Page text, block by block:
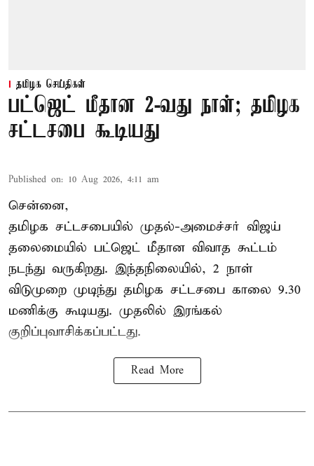
தமிழக செய்திகள்
பட்ஜெட் மீதான 2-வது நாள்; தமிழக
சட்டசபை கூடியது
Published on: 10 Aug 2026, 4:11 am
சென்னை,
தமிழக சட்டசபையில் முதல்-அமைச்சர் விஜய்
தலைமையில் பட்ஜெட் மீதான விவாத கூட்டம்
நடந்து வருகிறது. இந்தநிலையில், 2 நாள்
விடுமுறை முடிந்து தமிழக சட்டசபை காலை 9.30
மணிக்கு கூடியது. முதலில் இரங்கல்
குறிப்புவாசிக்கப்பட்டது.
Read More